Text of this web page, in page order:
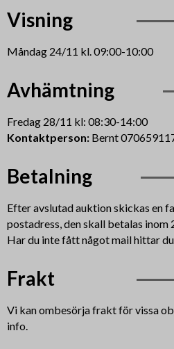
Visning
Måndag 24/11 kl. 09:00-10:00
Avhämtning
Fredag 28/11 kl: 08:30-14:00
Kontaktperson:Bernt
Betalning
Efter avslutad auktion skickas en
postadress, den skall betalas inom
Har du inte fått något mail hittar
Frakt
Vi kan ombesörja frakt för vissa
info.